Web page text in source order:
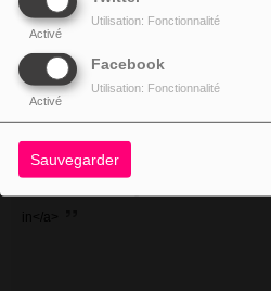
Activé
Utilisation: Fonctionnalité
Facebook
Activé
Utilisation: Fonctionnalité
Sauvegarder
04 août 2026 - 14:28